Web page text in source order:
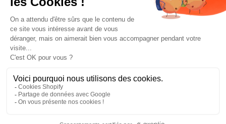
Last Chance
ÉQUIPEMENT
Tout l'Équipement
Casques
Fixations
Bâtons
Couteaux
Textile
Cartes Cadeaux
Last Chance